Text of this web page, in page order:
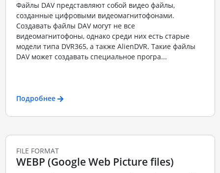
Файлы DAV представляют собой видео файлы,
созданные цифровыми видеомагнитофонами.
Создавать файлы DAV могут не все
видеомагнитофоны, однако среди них есть старые
модели типа DVR365, а также AlienDVR. Такие файлы
DAV может создавать специальное програ...
Подробнее
FILE FORMAT
WEBP (Google Web Picture files)